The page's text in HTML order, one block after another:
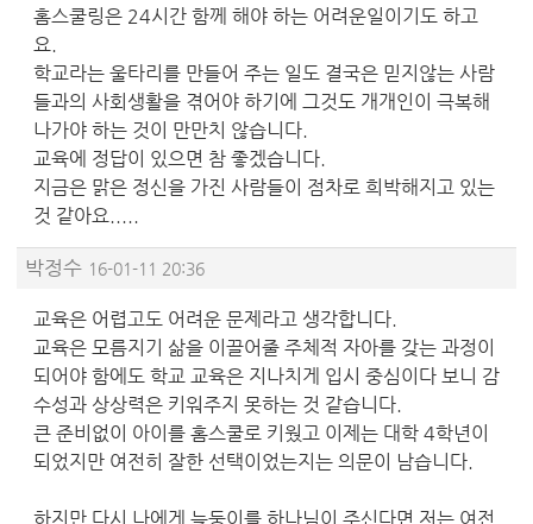
홈스쿨링은 24시간 함께 해야 하는 어려운일이기도 하고
요.
학교라는 울타리를 만들어 주는 일도 결국은 믿지않는 사람
들과의 사회생활을 겪어야 하기에 그것도 개개인이 극복해
나가야 하는 것이 만만치 않습니다.
교육에 정답이 있으면 참 좋겠습니다.
지금은 맑은 정신을 가진 사람들이 점차로 희박해지고 있는
것 같아요.....
박정수 16-01-11 20:36
교육은 어렵고도 어려운 문제라고 생각합니다.
교육은 모름지기 삶을 이끌어줄 주체적 자아를 갖는 과정이
되어야 함에도 학교 교육은 지나치게 입시 중심이다 보니 감
수성과 상상력은 키워주지 못하는 것 같습니다.
큰 준비없이 아이를 홈스쿨로 키웠고 이제는 대학 4학년이
되었지만 여전히 잘한 선택이었는지는 의문이 남습니다.
하지만 다시 나에게 늦둥이를 하나님이 주신다면 저는 여전